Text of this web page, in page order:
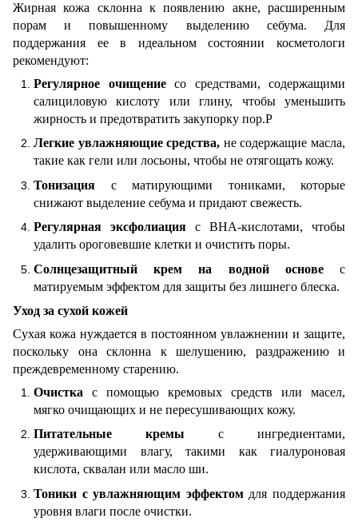
Жирная кожа склонна к появлению акне, расширенным
порам и повышенному выделению себума. Для
поддержания ее в идеальном состоянии косметологи
рекомендуют:
Регулярное очищение со средствами, содержащими
салициловую кислоту или глину, чтобы уменьшить
жирность и предотвратить закупорку пор.Р
Легкие увлажняющие средства, не содержащие масла,
такие как гели или лосьоны, чтобы не отягощать кожу.
Тонизация с матирующими тониками, которые
снижают выделение себума и придают свежесть.
Регулярная эксфолиация с BHA-кислотами, чтобы
удалить ороговевшие клетки и очистить поры.
Солнцезащитный крем на водной основе с
матируемым эффектом для защиты без лишнего блеска.
Уход за сухой кожей
Сухая кожа нуждается в постоянном увлажнении и защите,
поскольку она склонна к шелушению, раздражению и
преждевременному старению.
Очистка с помощью кремовых средств или масел,
мягко очищающих и не пересушивающих кожу.
Питательные кремы с ингредиентами,
удерживающими влагу, такими как гиалуроновая
кислота, сквалан или масло ши.
Тоники с увлажняющим эффектом для поддержания
уровня влаги после очистки.